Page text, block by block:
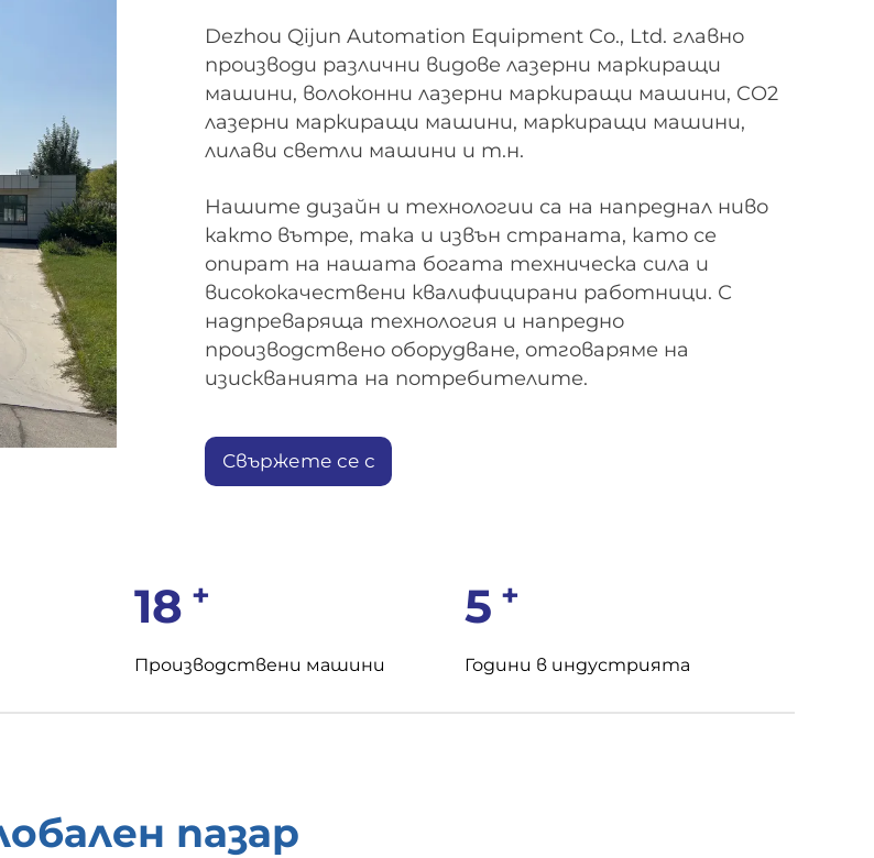
Dezhou Qijun Automation Equipment Co., Ltd. главно
производи различни видове лазерни маркиращи
машини, волоконни лазерни маркиращи машини, CO2
лазерни маркиращи машини, маркиращи машини,
лилави светли машини и т.н.
Нашите дизайн и технологии са на напреднал ниво
както вътре, така и извън страната, като се
опират на нашата богата техническа сила и
висококачествени квалифицирани работници. С
надпреваряща технология и напредно
производствено оборудване, отговаряме на
изискванията на потребителите.
Свържете се с
18 +
Производствени машини
5 +
Години в индустрията
пазар